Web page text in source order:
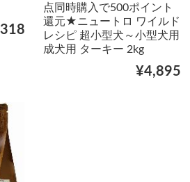
点同時購入で500ポイント
還元★ニュートロ ワイルド
レシピ 超小型犬～小型犬用
成犬用 ターキー 2kg
¥4,895